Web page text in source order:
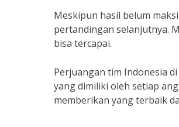
Meskipun hasil belum
pertandingan selanjutnya.
bisa tercapai.
Perjuangan tim Indonesia
yang dimiliki oleh setiap
memberikan yang terbaik